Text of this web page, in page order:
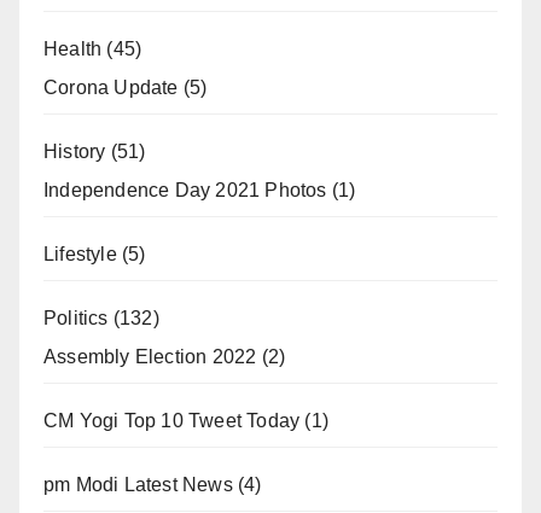
Health (45)
Corona Update (5)
History (51)
Independence Day 2021 Photos (1)
Lifestyle(5)
Politics (132)
Assembly Election 2022 (2)
CM Yogi Top 10 Tweet Today (1)
pm Modi Latest News(4)